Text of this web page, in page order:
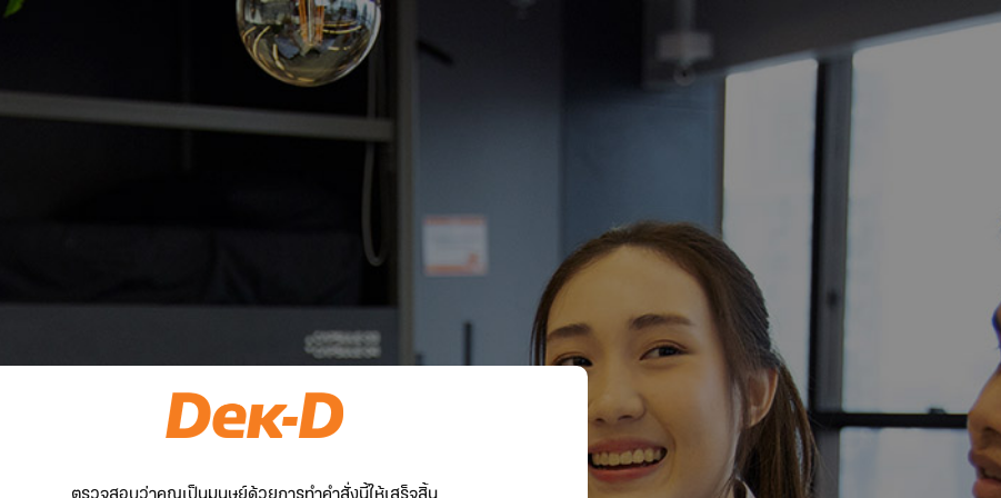
ตรวจสอบว่าคุณเป็นมนุษย์ด้วยการทำคำสั่งนี้ให้เสร็จสิ้น